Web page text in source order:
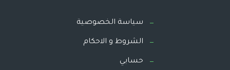
سياسة الخصوصية
الشروط و الاحكام
حسابي